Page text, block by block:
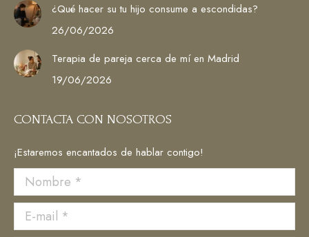
¿Qué hacer su tu hijo consume a escondidas?
26/06/2026
Terapia de pareja cerca de mí en Madrid
19/06/2026
CONTACTA CON NOSOTROS
¡Estaremos encantados de hablar contigo!
Nombre *
E-mail *